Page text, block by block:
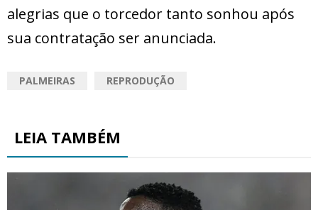
alegrias que o torcedor tanto sonhou após
sua contratação ser anunciada.
PALMEIRAS REPRODUÇÃO
LEIA TAMBÉM